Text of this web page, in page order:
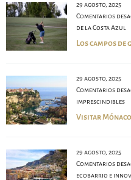
29 agosto, 2025
Comentarios
de la Costa Azul
Los campos
29 agosto, 2025
Comentarios
imprescindibles
Visitar
29 agosto, 2025
Comentarios
ecobarrio e